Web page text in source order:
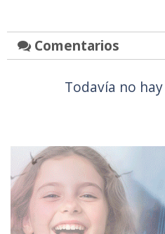
Comentarios
Todavía no